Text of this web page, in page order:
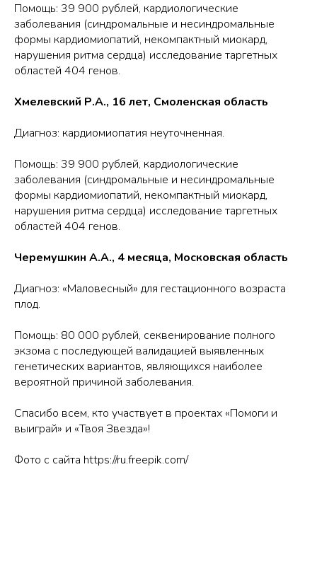
Помощь: 39 900 рублей, кардиологические
заболевания (синдромальные и несиндромальные
формы кардиомиопатий, некомпактный миокард,
нарушения ритма сердца) исследование таргетных
областей 404 генов.
Хмелевский Р.А., 16 лет, Смоленская область
Диагноз: кардиомиопатия неуточненная.
Помощь: 39 900 рублей, кардиологические
заболевания (синдромальные и несиндромальные
формы кардиомиопатий, некомпактный миокард,
нарушения ритма сердца) исследование таргетных
областей 404 генов.
Черемушкин А.А., 4 месяца, Московская область
Диагноз: «Маловесный» для гестационного возраста
плод.
Помощь: 80 000 рублей, секвенирование полного
экзома с последующей валидацией выявленных
генетических вариантов, являющихся наиболее
вероятной причиной заболевания.
Спасибо всем, кто участвует в проектах «Помоги и
выиграй» и «Твоя Звезда»!
Фото с сайта https://ru.freepik.com/